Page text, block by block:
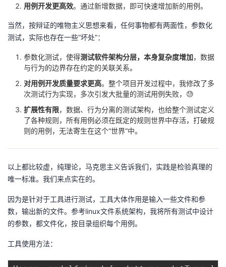
者
我
的
程
我
认
的
验
我
收
藏
持
我
的
技
支
我
的
声
议
用例开发更高效。通过新增数据，即可快速增加新的用例。
当然，按辩证的唯物主义思想来看，任何事物都有两面性，参数化
测试，实际也存在一些“坏处”：
参数化测试，使得测试软件架构分层，本身复杂度增加，数据
与行为的边界存在约定的关联关系。
对用例开发质量要求更高。整个项目开发过程中，我修改了多
次测试行为实现，多次引发大批量的测试用例失败，😓
扩展性有限，数据、行为分离的测试架构，也给整个测试定义
了各种规则，所有用例必须在既定的规则世界中存活，打破规
则的用例，无法寄生在这个“世界“中。
以上都比较虚，纯理论，马克思主义告诉我们，实践是检验真理的
唯一标准。我们来点实在的。
因为是针对于工具进行测试，工具大体作用是输入一些文件和参
数，输出新的文件。参考linux文件系统架构，我将所有测试中设计
的参数，都文件化，按目录组织每个用例。
工具使用方法：